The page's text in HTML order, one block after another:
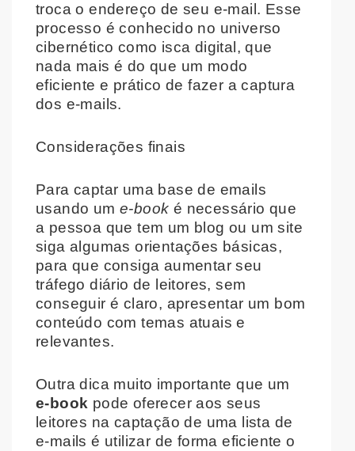
troca o endereço de seu e-mail. Esse
processo é conhecido no universo
cibernético como isca digital, que
nada mais é do que um modo
eficiente e prático de fazer a captura
dos e-mails.
Considerações finais
Para captar uma base de emails
usando um e-book é necessário que
a pessoa que tem um blog ou um site
siga algumas orientações básicas,
para que consiga aumentar seu
tráfego diário de leitores, sem
conseguir é claro, apresentar um bom
conteúdo com temas atuais e
relevantes.
Outra dica muito importante que um
e-book pode oferecer aos seus
leitores na captação de uma lista de
e-mails é utilizar de forma eficiente o